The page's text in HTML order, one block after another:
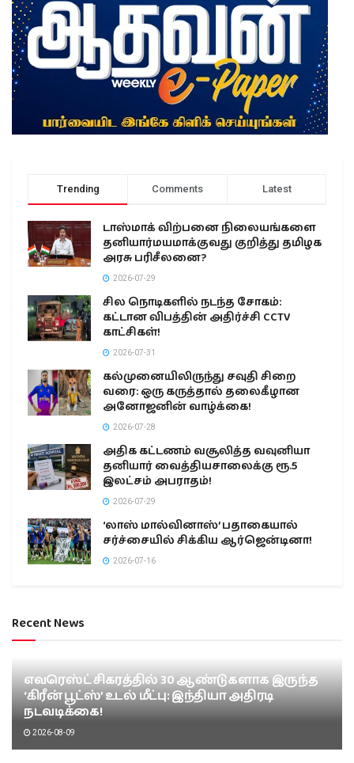
Trending Comments Latest
டாஸ்மாக் விற்பனை நிலையங்களை
தனியார்மயமாக்குவது குறித்து தமிழக
அரசு பரிசீலனை?
2026-07-29
சில நொடிகளில் நடந்த சோகம்:
கட்டான விபத்தின் அதிர்ச்சி CCTV
காட்சிகள்!
2026-07-31
கல்முனையிலிருந்து சவுதி சிறை
வரை: ஒரு கருத்தால் தலைகீழான
அனோஜனின் வாழ்க்கை!
2026-07-28
அதிக கட்டணம் வசூலித்த வவுனியா
தனியார் வைத்தியசாலைக்கு ரூ.5
இலட்சம் அபராதம்!
2026-07-29
‘லாஸ் மால்வினாஸ்’ பதாகையால்
சர்ச்சையில் சிக்கிய ஆர்ஜென்டினா!
2026-07-16
Recent News
எவரெஸ்ட் சிகரத்தில் 30 ஆண்டுகளாக இருந்த
‘கிரீன் பூட்ஸ்’ உடல் மீட்பு: இந்தியா அதிரடி
நடவடிக்கை!
2026-08-09